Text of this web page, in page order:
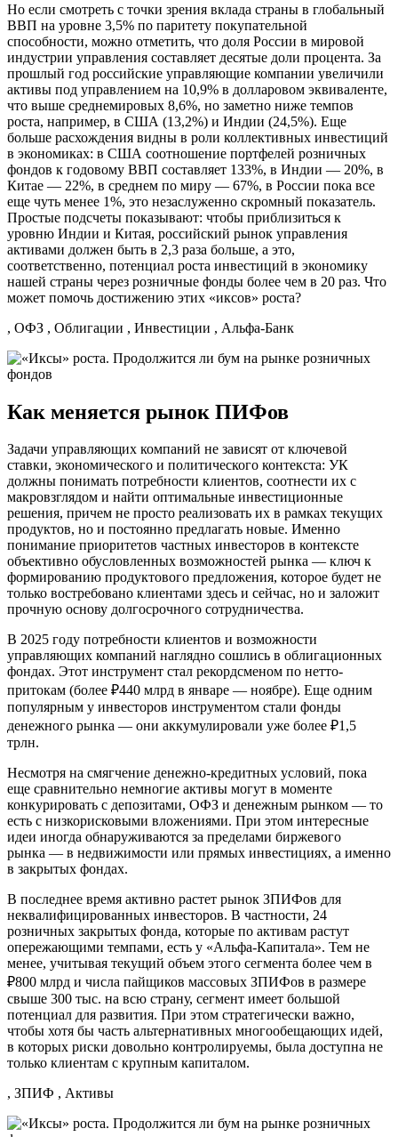
Но если смотреть с точки зрения вклада страны в глобальный
ВВП на уровне 3,5% по паритету покупательной
способности, можно отметить, что доля России в мировой
индустрии управления составляет десятые доли процента. За
прошлый год российские управляющие компании увеличили
активы под управлением на 10,9% в долларовом эквиваленте,
что выше среднемировых 8,6%, но заметно ниже темпов
роста, например, в США (13,2%) и Индии (24,5%). Еще
больше расхождения видны в роли коллективных инвестиций
в экономиках: в США соотношение портфелей розничных
фондов к годовому ВВП составляет 133%, в Индии — 20%, в
Китае — 22%, в среднем по миру — 67%, в России пока все
еще чуть менее 1%, это незаслуженно скромный показатель.
Простые подсчеты показывают: чтобы приблизиться к
уровню Индии и Китая, российский рынок управления
активами должен быть в 2,3 раза больше, а это,
соответственно, потенциал роста инвестиций в экономику
нашей страны через розничные фонды более чем в 20 раз. Что
может помочь достижению этих «иксов» роста?
, ОФЗ , Облигации , Инвестиции , Альфа-Банк
Как меняется рынок ПИФов
Задачи управляющих компаний не зависят от ключевой
ставки, экономического и политического контекста: УК
должны понимать потребности клиентов, соотнести их с
макровзглядом и найти оптимальные инвестиционные
решения, причем не просто реализовать их в рамках текущих
продуктов, но и постоянно предлагать новые. Именно
понимание приоритетов частных инвесторов в контексте
объективно обусловленных возможностей рынка — ключ к
формированию продуктового предложения, которое будет не
только востребовано клиентами здесь и сейчас, но и заложит
прочную основу долгосрочного сотрудничества.
В 2025 году потребности клиентов и возможности
управляющих компаний наглядно сошлись в облигационных
фондах. Этот инструмент стал рекордсменом по нетто-
притокам (более ₽440 млрд в январе — ноябре). Еще одним
популярным у инвесторов инструментом стали фонды
денежного рынка — они аккумулировали уже более ₽1,5
трлн.
Несмотря на смягчение денежно-кредитных условий, пока
еще сравнительно немногие активы могут в моменте
конкурировать с депозитами, ОФЗ и денежным рынком — то
есть с низкорисковыми вложениями. При этом интересные
идеи иногда обнаруживаются за пределами биржевого
рынка — в недвижимости или прямых инвестициях, а именно
в закрытых фондах.
В последнее время активно растет рынок ЗПИФов для
неквалифицированных инвесторов. В частности, 24
розничных закрытых фонда, которые по активам растут
опережающими темпами, есть у «Альфа-Капитала». Тем не
менее, учитывая текущий объем этого сегмента более чем в
₽800 млрд и числа пайщиков массовых ЗПИФов в размере
свыше 300 тыс. на всю страну, сегмент имеет большой
потенциал для развития. При этом стратегически важно,
чтобы хотя бы часть альтернативных многообещающих идей,
в которых риски довольно контролируемы, была доступна не
только клиентам с крупным капиталом.
, ЗПИФ , Активы